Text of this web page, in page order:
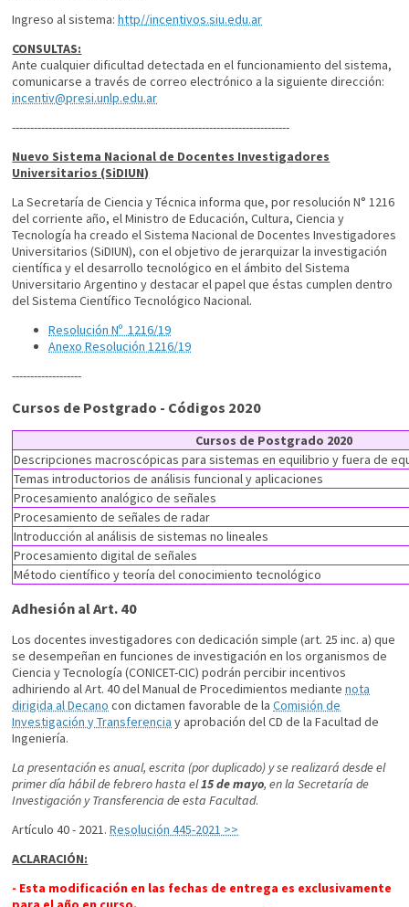
Ingreso al sistema:http//incentivos.siu.edu.ar
CONSULTAS:
Ante cualquier dificultad detectada en el funcionamiento del sistema,
comunicarse a través de correo electrónico a la siguiente dirección:
incentiv@presi.unlp.edu.ar
----------------------------------------------------------------------------
Nuevo Sistema Nacional de Docentes Investigadores
Universitarios (SiDIUN)
La Secretaría de Ciencia y Técnica informa que, por resolución N° 1216
del corriente año, el Ministro de Educación, Cultura, Ciencia y
Tecnología ha creado el Sistema Nacional de Docentes Investigadores
Universitarios (SiDIUN), con el objetivo de jerarquizar la investigación
científica y el desarrollo tecnológico en el ámbito del Sistema
Universitario Argentino y destacar el papel que éstas cumplen dentro
del Sistema Científico Tecnológico Nacional.
Resolución Nº 1216/19
Anexo Resolución 1216/19
-------------------
Cursos de Postgrado - Códigos 2020
Cursos de Postgrado 2020
Descripciones macroscópicas para sistemas en equilibrio y fuera de
Temas introductorios de análisis funcional y aplicaciones
Procesamiento analógico de señales
Procesamiento de señales de radar
Introducción al análisis de sistemas no lineales
Procesamiento digital de señales
Método científico y teoría del conocimiento tecnológico
Adhesión al Art. 40
Los docentes investigadores con dedicación simple (art. 25 inc. a) que
se desempeñan en funciones de investigación en los organismos de
Ciencia y Tecnología (CONICET-CIC) podrán percibir incentivos
adhiriendo al Art. 40 del Manual de Procedimientos mediantenota
dirigida al Decano con dictamen favorable de laComisión de
Investigación y Transferencia y aprobación del CD de la Facultad de
Ingeniería.
La presentación es anual, escrita (por duplicado) y se realizarádesde el
primer día hábil de febrero hasta el15 de mayo, en la Secretaría de
Investigación y Transferencia de esta Facultad.
Artículo 40 - 2021.Resolución 445-2021 >>
ACLARACIÓN:
- Esta modificación en las fechas de entrega es exclusivamente